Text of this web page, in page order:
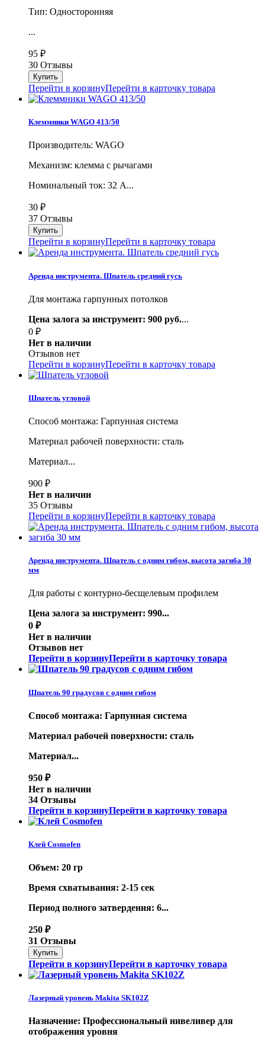
Тип: Односторонняя
...
95 ₽
30 Отзывы
Перейти в корзинуПерейти в карточку товара
Клеммники WAGO 413/50
Производитель: WAGO
Механизм: клемма с рычагами
Номинальный ток: 32 А...
30 ₽
37 Отзывы
Перейти в корзинуПерейти в карточку товара
Аренда инструмента. Шпатель средний гусь
Для монтажа гарпунных потолков
Цена залога за инструмент: 900 руб....
0 ₽
Нет в наличии
Отзывов нет
Перейти в корзинуПерейти в карточку товара
Шпатель угловой
Способ монтажа: Гарпунная система
Материал рабочей поверхности: сталь
Материал...
900 ₽
Нет в наличии
35 Отзывы
Перейти в корзинуПерейти в карточку товара
Аренда инструмента. Шпатель с одним гибом, высота загиба 30
мм
Для работы с контурно-бесщелевым профилем
Цена залога за инструмент: 990...
0 ₽
Нет в наличии
Отзывов нет
Перейти в корзинуПерейти в карточку товара
Шпатель 90 градусов с одним гибом
Способ монтажа: Гарпунная система
Материал рабочей поверхности: сталь
Материал...
950 ₽
Нет в наличии
34 Отзывы
Перейти в корзинуПерейти в карточку товара
Клей Cosmofen
Объем: 20 гр
Время схватывания: 2-15 сек
Период полного затвердения: 6...
250 ₽
31 Отзывы
Перейти в корзинуПерейти в карточку товара
Лазерный уровень Makita SK102Z
Назначение: Профессиональный нивеливер для
отображения уровня